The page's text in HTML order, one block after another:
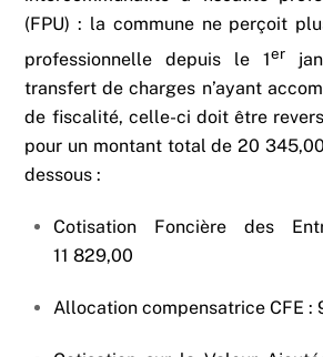
(FPU) : la commune ne perçoit
professionnelle depuis le 1er
transfert de charges n’ayant
de fiscalité, celle-ci doit être
pour un montant total de 20
dessous :
Cotisation Foncière des
11 829,00
Allocation compensatrice CFE :